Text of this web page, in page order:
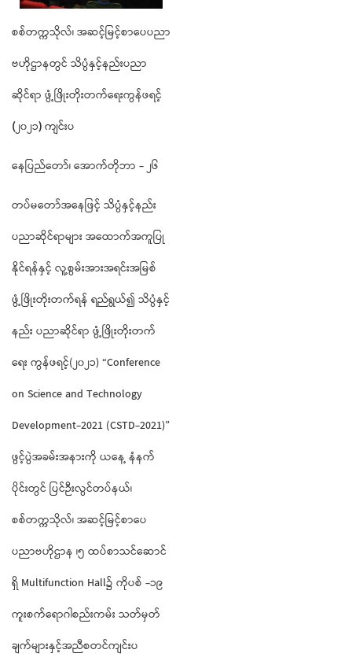
စစ်တက္ကသိုလ်၊ အဆင့်မြင့်စာပေပညာ
ဗဟိုဌာနတွင် သိပ္ပံနှင့်နည်းပညာ
ဆိုင်ရာ ဖွံ့ဖြိုးတိုးတက်ရေးကွန်ဖရင့်
(၂၀၂၁)ကျင်းပ
နေပြည်တော်၊ အောက်တိုဘာ - ၂၆
တပ်မတော်အနေဖြင့် သိပ္ပံနှင့်နည်း
ပညာဆိုင်ရာများ အထောက်အကူပြု
နိုင်ရန်နှင့် လူ့စွမ်းအားအရင်းအမြစ်
ဖွံ့ဖြိုးတိုးတက်ရန် ရည်ရွယ်၍ သိပ္ပံနှင့်
နည်း ပညာဆိုင်ရာ ဖွံ့ဖြိုးတိုးတက်
ရေး ကွန်ဖရင့်(၂၀၂၁) “Conference
on Science and Technology
Development-2021 (CSTD-2021)”
ဖွင့်ပွဲအခမ်းအနားကို ယနေ့ နံနက်
ပိုင်းတွင် ပြင်ဉီးလွင်တပ်နယ်၊
စစ်တက္ကသိုလ်၊ အဆင့်မြင့်စာပေ
ပညာဗဟိုဌာန ၊၅ ထပ်စာသင်ဆောင်
ရှိ Multifunction Hall၌ ကိုပစ် -၁၉
ကူးစက်ရောဂါစည်းကမ်း သတ်မှတ်
ချက်များနှင့်အညီစတင်ကျင်းပ